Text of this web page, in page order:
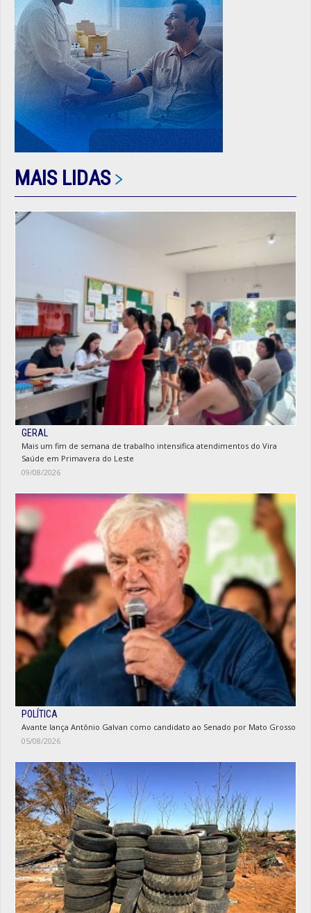
MAIS LIDAS
GERAL
Mais um fim de semana de trabalho intensifica atendimentos do Vira
Saúde em Primavera do Leste
09/08/2026
POLÍTICA
Avante lança Antônio Galvan como candidato ao Senado por Mato Grosso
05/08/2026